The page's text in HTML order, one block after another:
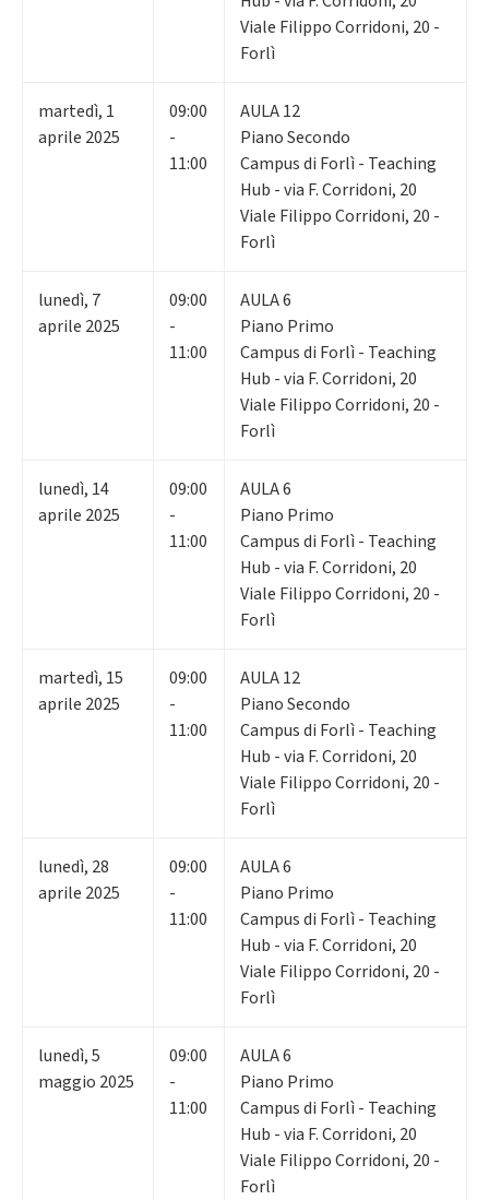
Viale Filippo Corridoni, 20 -
Forlì
martedì, 1
aprile 2025
09:00
-
11:00
AULA 12
Piano Secondo
Campus di Forlì - Teaching
Hub - via F. Corridoni, 20
Viale Filippo Corridoni, 20 -
Forlì
lunedì, 7
aprile 2025
09:00
-
11:00
AULA 6
Piano Primo
Campus di Forlì - Teaching
Hub - via F. Corridoni, 20
Viale Filippo Corridoni, 20 -
Forlì
lunedì, 14
aprile 2025
09:00
-
11:00
AULA 6
Piano Primo
Campus di Forlì - Teaching
Hub - via F. Corridoni, 20
Viale Filippo Corridoni, 20 -
Forlì
martedì, 15
aprile 2025
09:00
-
11:00
AULA 12
Piano Secondo
Campus di Forlì - Teaching
Hub - via F. Corridoni, 20
Viale Filippo Corridoni, 20 -
Forlì
lunedì, 28
aprile 2025
09:00
-
11:00
AULA 6
Piano Primo
Campus di Forlì - Teaching
Hub - via F. Corridoni, 20
Viale Filippo Corridoni, 20 -
Forlì
lunedì,5
maggio 2025
09:00
-
11:00
AULA 6
Piano Primo
Campus di Forlì - Teaching
Hub - via F. Corridoni, 20
Viale Filippo Corridoni, 20 -
Forlì